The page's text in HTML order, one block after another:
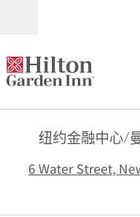
纽约金融中心/
6 Water Street,